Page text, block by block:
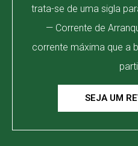
trata-se de uma sigla
— Corrente de
corrente máxima que a
SEJA UM